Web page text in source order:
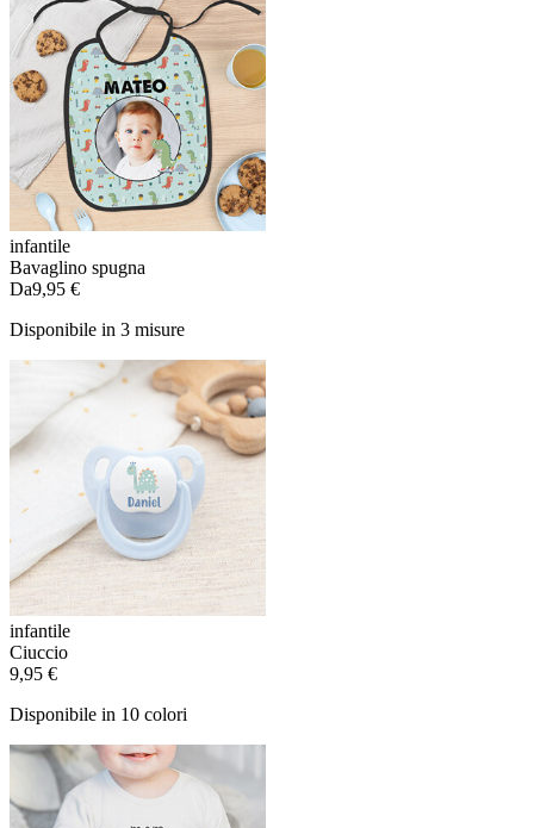
infantile
Bavaglino spugna
Da9,95 €
Disponibile in 3 misure
infantile
Ciuccio
9,95 €
Disponibile in 10 colori